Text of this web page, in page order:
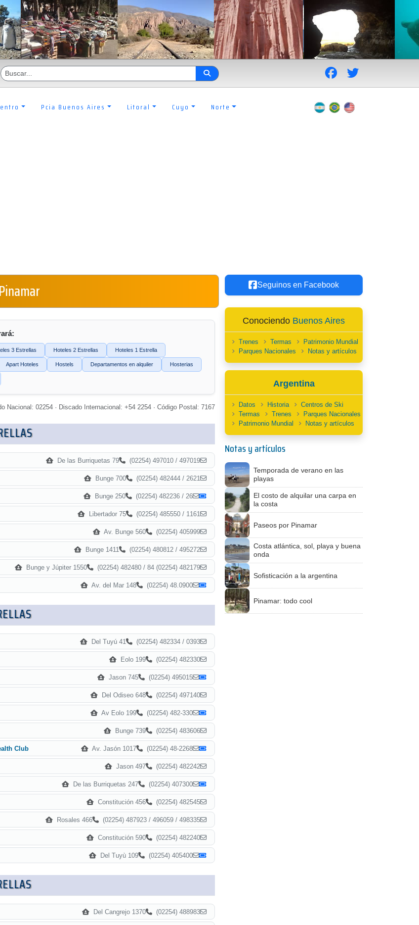
Pcia Buenos Aires Litoral Cuyo Norte
3 Estrellas Hoteles 2 Estrellas Hoteles 1 Estrella
Apart Hoteles Hostels Departamentos en alquiler Hosterias
Nacional: 02254 · Discado Internacional: +54 2254 · Código Postal: 7167
De las Burriquetas 79 (02254) 497010 / 497019
Bunge 700 (02254) 482444 / 2621
Bunge 250 (02254) 482236 / 26
Libertador 75 (02254) 485550 / 1161
Av. Bunge 560 (02254) 405999
Bunge 1411 (02254) 480812 / 495272
Bunge y Júpiter 1550 (02254) 482480 / 84 (02254) 482179
Av. del Mar 148 (02254) 48.0900
Del Tuyú 41 (02254) 482334 / 0393
Eolo 199 (02254) 482330
Jason 745 (02254) 495015
Del Odiseo 648 (02254) 497140
Av Eolo 199 (02254) 482-330
Bunge 739 (02254) 483606
Club Av. Jasón 1017 (02254) 48-2268
Jason 497 (02254) 482242
De las Burriquetas 247 (02254) 407300
Constitución 456 (02254) 482545
Rosales 466 (02254) 487923 / 496059 / 498335
Constitución 590 (02254) 482240
Del Tuyù 109 (02254) 405400
Del Cangrejo 1370 (02254) 488983
Seguinos en Facebook
Conociendo Buenos Aires
Trenes Termas
Patrimonio Mundial
Parques Nacionales
Notas y artículos
Argentina
Datos Historia
Centros de Ski
Termas
Trenes
Parques Nacionales
Patrimonio Mundial
Notas y artículos
Notas y artículos
Temporada de verano en las
playas
El costo de alquilar una carpa en
la costa
Paseos por Pinamar
Costa atlántica, sol, playa y buena
onda
Sofisticación a la argentina
Pinamar: todo cool